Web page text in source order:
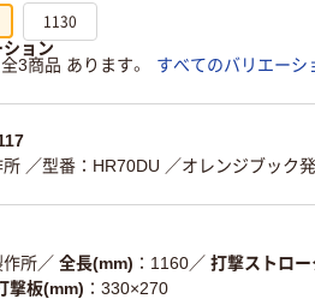
1130
ョン
3商品 あります。
すべてのバリエーシ
所 ／型番：HR70DU ／オレンジブック
作所／ 全長(mm) 1160／ 打撃ストロ
撃板(mm)
330×270